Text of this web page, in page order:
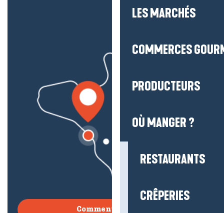
LES MARCHÉS
COMMERCES
PRODUCTEURS
OÙ MANGER ?
RESTAURANTS
CRÊPERIES
Comment venir ?